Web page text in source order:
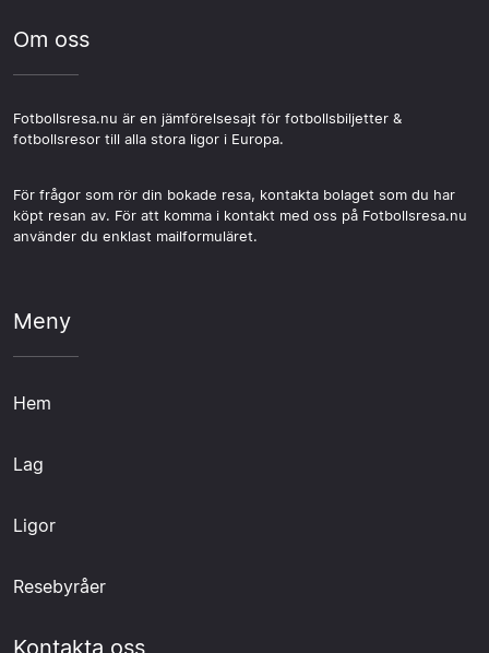
Om oss
Fotbollsresa.nu är en jämförelsesajt för fotbollsbiljetter &
fotbollsresor till alla stora ligor i Europa.
För frågor som rör din bokade resa, kontakta bolaget som du har
köpt resan av. För att komma i kontakt med oss på Fotbollsresa.nu
använder du enklast mailformuläret.
Meny
Hem
Lag
Ligor
Resebyråer
Kontakta oss